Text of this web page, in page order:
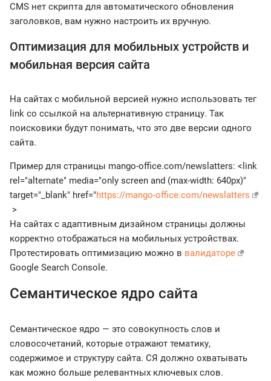
CMS нет скрипта для автоматического обновления
заголовков, вам нужно настроить их вручную.
Оптимизация для мобильных устройств и
мобильная версия сайта
На сайтах с мобильной версией нужно использовать тег
link со ссылкой на альтернативную страницу. Так
поисковики будут понимать, что это две версии одного
сайта.
Пример для страницы mango-office.com/newslatters: <link
rel="alternate" media="only screen and (max-width: 640px)"
target="_blank" href="https://mango-office.com/newslatters
>
На сайтах с адаптивным дизайном страницы должны
корректно отображаться на мобильных устройствах.
Протестировать оптимизацию можно в валидаторе
Google Search Console.
Семантическое ядро сайта
Семантическое ядро — это совокупность слов и
словосочетаний, которые отражают тематику,
содержимое и структуру сайта. СЯ должно охватывать
как можно больше релевантных ключевых слов.